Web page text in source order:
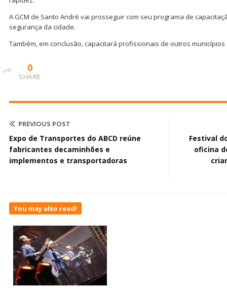
A GCM de Santo André vai prosseguir com seu programa de
segurança da cidade.
Também, em conclusão, capacitará profissionais de outros
0
SHARE
PREVIOUS POST
Expo de Transportes do ABCD reúne
fabricantes decaminhões e
implementos e transportadoras
Festival
oficina
You may also read!